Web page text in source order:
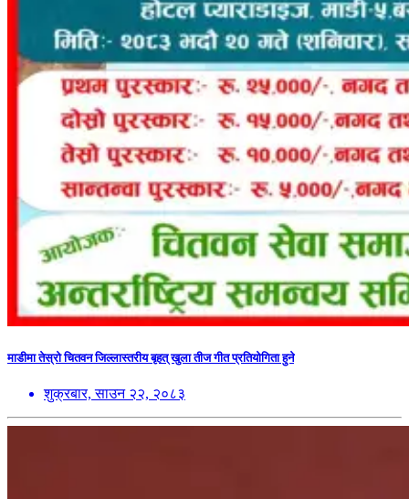
माडीमा तेस्रो चितवन जिल्लास्तरीय बृहत् खुला तीज गीत प्रतियोगिता हुने
शुक्रबार, साउन २२, २०८३